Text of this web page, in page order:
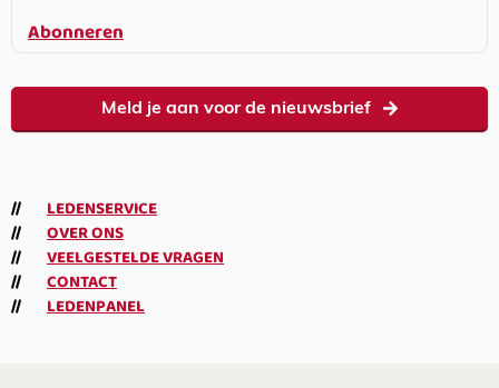
Abonneren
Meld je aan voor de nieuwsbrief
LEDENSERVICE
OVER ONS
VEELGESTELDE VRAGEN
CONTACT
LEDENPANEL